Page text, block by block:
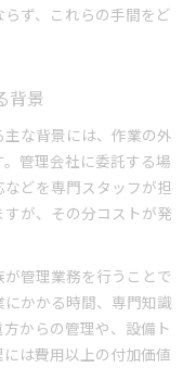
ず、これらの手間をど
背景
な背景には、作業の外
管理会社に委託する場
どを専門スタッフが担
が、その分コストが発
管理業務を行うことで
かかる時間、専門知識
からの管理や、設備ト
は費用以上の付加価値